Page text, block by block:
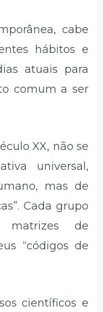
cabe
hábitos e
atuais para
comum a ser
XX, não se
universal,
mas de
Cada grupo
de
“códigos de
científicos e